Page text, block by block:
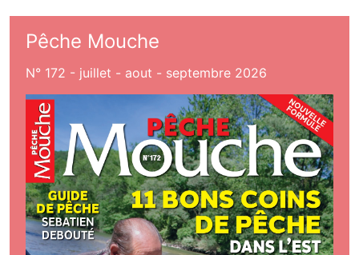
Pêche Mouche
N° 172 - juillet - aout - septembre 2026